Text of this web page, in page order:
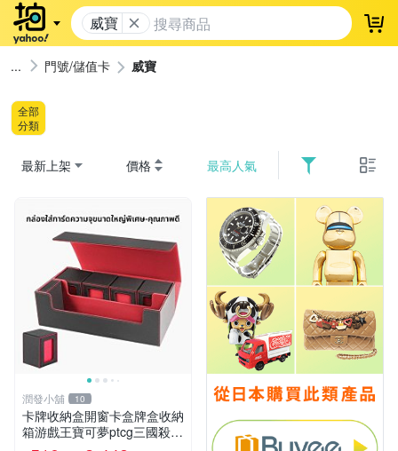
威寶 登
門號/儲值卡 威寶
全部
分類
最新上架 價格 最高人氣
潤發小舖 10
卡牌收納盒開窗卡盒牌盒收納
箱游戲王寶可夢ptcg三國殺海